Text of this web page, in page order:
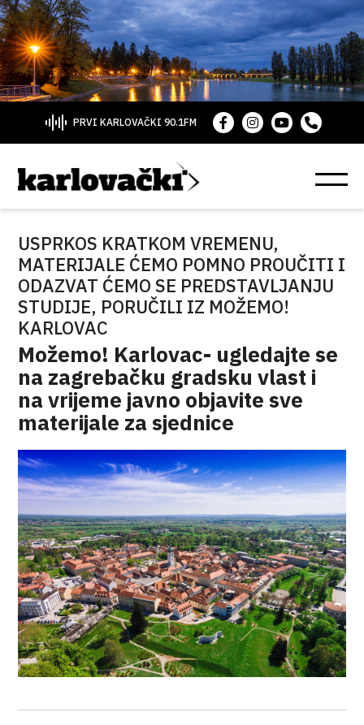
PRVI KARLOVAČKI 90.1FM
USPRKOS KRATKOM VREMENU,
MATERIJALE ĆEMO POMNO PROUČITI I
ODAZVAT ĆEMO SE PREDSTAVLJANJU
STUDIJE, PORUČILI IZ MOŽEMO!
KARLOVAC
Možemo! Karlovac- ugledajte se
na zagrebačku gradsku vlast i
na vrijeme javno objavite sve
materijale za sjednice